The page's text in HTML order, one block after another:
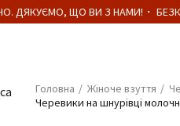
ДЯКУЄМО, ЩО ВИ З НАМИ!・
Головна Жіноче взуття
Черевики на шнурівці